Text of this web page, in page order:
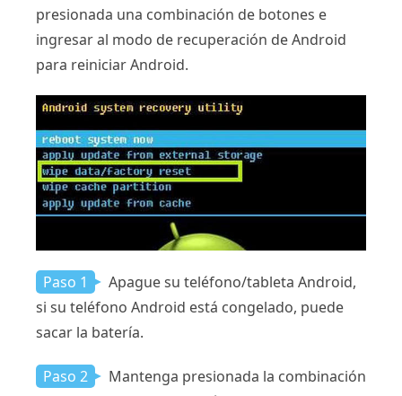
presionada una combinación de botones e
ingresar al modo de recuperación de Android
para reiniciar Android.
Paso 1
Apague su teléfono/tableta Android,
si su teléfono Android está congelado, puede
sacar la batería.
Paso 2
Mantenga presionada la combinación